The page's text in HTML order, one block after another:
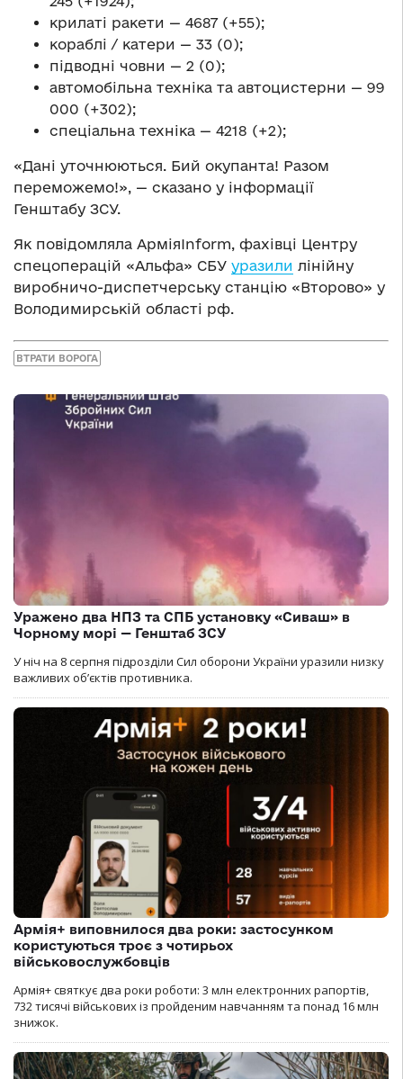
крилаті ракети — 4687 (+55);
кораблі / катери — 33 (0);
підводні човни — 2 (0);
автомобільна техніка та автоцистерни — 99
000 (+302);
спеціальна техніка — 4218 (+2);
«Дані уточнюються. Бий окупанта! Разом
переможемо!», — сказано у інформації
Генштабу ЗСУ.
Як повідомляла АрміяInform, фахівці Центру
спецоперацій «Альфа» СБУ уразили лінійну
виробничо-диспетчерську станцію «Второво» у
Володимирській області рф.
ВТРАТИ ВОРОГА
Уражено два НПЗ та СПБ установку «Сиваш» в
Чорному морі — Генштаб ЗСУ
У ніч на 8 серпня підрозділи Сил оборони України уразили низку
важливих об’єктів противника.
Армія+ виповнилося два роки: застосунком
користуються троє з чотирьох
військовослужбовців
Армія+ святкує два роки роботи: 3 млн електронних рапортів,
732 тисячі військових із пройденим навчанням та понад 16 млн
знижок.